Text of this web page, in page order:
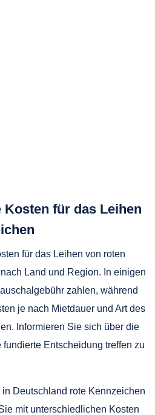
für das Leihen
für das Leihen von roten
Land und Region. In einigen
zahlen, während
je nach Mietdauer und Art des
Informieren Sie sich über die
Entscheidung treffen zu
Deutschland rote Kennzeichen
mit unterschiedlichen Kosten